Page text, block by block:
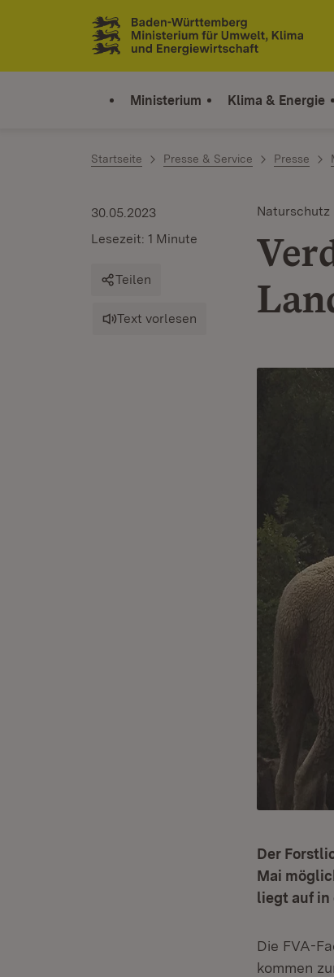
Zum Inhalt springen
Link zur Startseite
Ministerium Klima & Energie
Startseite Presse & Service Presse
Naturschutz
30.05.2023
Lesezeit: 1 Minute
Teilen
Text vorlesen
Der
Mai
liegt auf in
Die FVA-
kommen